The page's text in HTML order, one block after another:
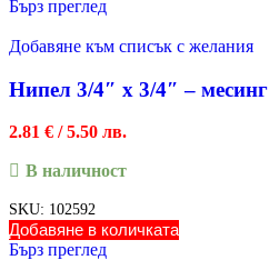
Бърз преглед
Добавяне към списък с желания
Нипел 3/4″ х 3/4″ – месинг
2.81 € / 5.50 лв.
В наличност
SKU: 102592
Добавяне в количката
Бърз преглед